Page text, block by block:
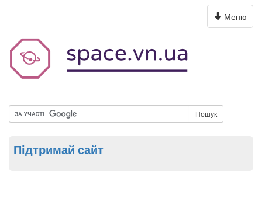
Toggle
navigation
Меню
Пошук
Підтримай сайт